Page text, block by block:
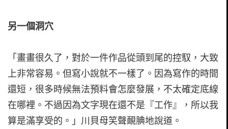
另一個洞穴
「畫畫很久了，對於一件作品從頭到尾的控馭，大致
上非常容易。但寫小說就不一樣了。因為寫作的時間
還短，很多時候無法預料會怎麼發展，不太確定底線
在哪裡。不過因為文字現在還不是『工作』，所以我
算是滿享受的。」川貝母笑聲靦腆地說道。